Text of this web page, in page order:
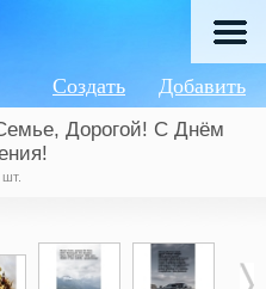
Добавить
Создать
Дорогой! С Днём